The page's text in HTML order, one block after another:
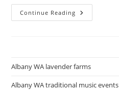
Continue Reading ข่าว
เศรษฐกิจ
เงิน
การ
ราคา
Albany WA lavender farms
Albany WA traditional music events